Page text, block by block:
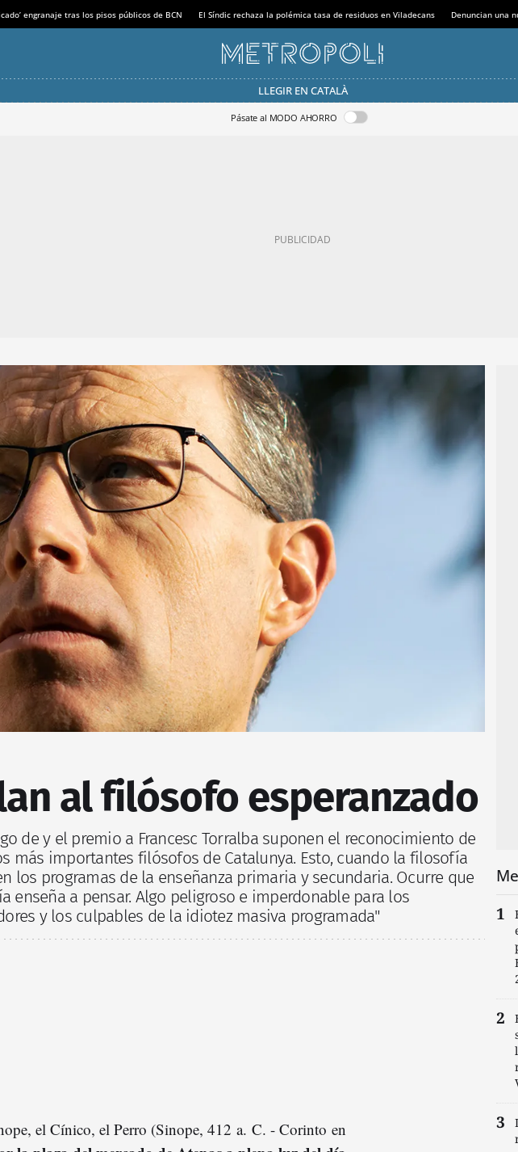
engranaje tras los pisos públicos de BCN El Síndic rechaza la polémica tasa de residuos en Viladecans Denuncian una
LLEGIR EN CATALÀ
Pásate al MODO AHORRO
al filósofo esperanzado
de y el premio a Francesc Torralba suponen el reconocimiento de
más importantes filósofos de Catalunya. Esto, cuando la filosofía
los programas de la enseñanza primaria y secundaria. Ocurre que
enseña a pensar. Algo peligroso e imperdonable para los
y los culpables de la idiotez masiva programada"
el Cínico, el Perro (Sinope, 412 a. C. - Corinto en